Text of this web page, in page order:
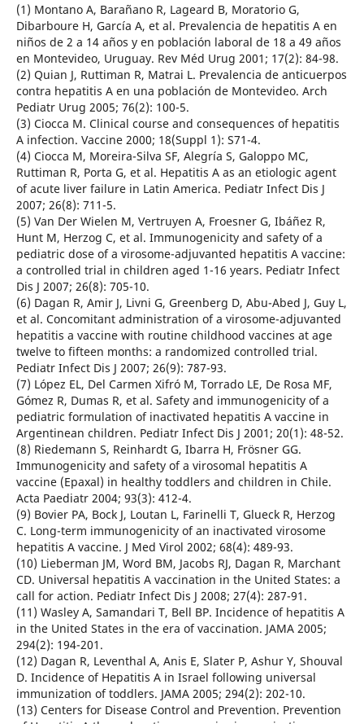
(1) Montano A, Barañano R, Lageard B, Moratorio G,
Dibarboure H, García A, et al. Prevalencia de hepatitis A en
niños de 2 a 14 años y en población laboral de 18 a 49 años
en Montevideo, Uruguay. Rev Méd Urug 2001; 17(2): 84-98.
(2) Quian J, Ruttiman R, Matrai L. Prevalencia de anticuerpos
contra hepatitis A en una población de Montevideo. Arch
Pediatr Urug 2005; 76(2): 100-5.
(3) Ciocca M. Clinical course and consequences of hepatitis
A infection. Vaccine 2000; 18(Suppl 1): S71-4.
(4) Ciocca M, Moreira-Silva SF, Alegría S, Galoppo MC,
Ruttiman R, Porta G, et al. Hepatitis A as an etiologic agent
of acute liver failure in Latin America. Pediatr Infect Dis J
2007; 26(8): 711-5.
(5) Van Der Wielen M, Vertruyen A, Froesner G, Ibáñez R,
Hunt M, Herzog C, et al. Immunogenicity and safety of a
pediatric dose of a virosome-adjuvanted hepatitis A vaccine:
a controlled trial in children aged 1-16 years. Pediatr Infect
Dis J 2007; 26(8): 705-10.
(6) Dagan R, Amir J, Livni G, Greenberg D, Abu-Abed J, Guy L,
et al. Concomitant administration of a virosome-adjuvanted
hepatitis a vaccine with routine childhood vaccines at age
twelve to fifteen months: a randomized controlled trial.
Pediatr Infect Dis J 2007; 26(9): 787-93.
(7) López EL, Del Carmen Xifró M, Torrado LE, De Rosa MF,
Gómez R, Dumas R, et al. Safety and immunogenicity of a
pediatric formulation of inactivated hepatitis A vaccine in
Argentinean children. Pediatr Infect Dis J 2001; 20(1): 48-52.
(8) Riedemann S, Reinhardt G, Ibarra H, Frösner GG.
Immunogenicity and safety of a virosomal hepatitis A
vaccine (Epaxal) in healthy toddlers and children in Chile.
Acta Paediatr 2004; 93(3): 412-4.
(9) Bovier PA, Bock J, Loutan L, Farinelli T, Glueck R, Herzog
C. Long-term immunogenicity of an inactivated virosome
hepatitis A vaccine. J Med Virol 2002; 68(4): 489-93.
(10) Lieberman JM, Word BM, Jacobs RJ, Dagan R, Marchant
CD. Universal hepatitis A vaccination in the United States: a
call for action. Pediatr Infect Dis J 2008; 27(4): 287-91.
(11) Wasley A, Samandari T, Bell BP. Incidence of hepatitis A
in the United States in the era of vaccination. JAMA 2005;
294(2): 194-201.
(12) Dagan R, Leventhal A, Anis E, Slater P, Ashur Y, Shouval
D. Incidence of Hepatitis A in Israel following universal
immunization of toddlers. JAMA 2005; 294(2): 202-10.
(13) Centers for Disease Control and Prevention. Prevention